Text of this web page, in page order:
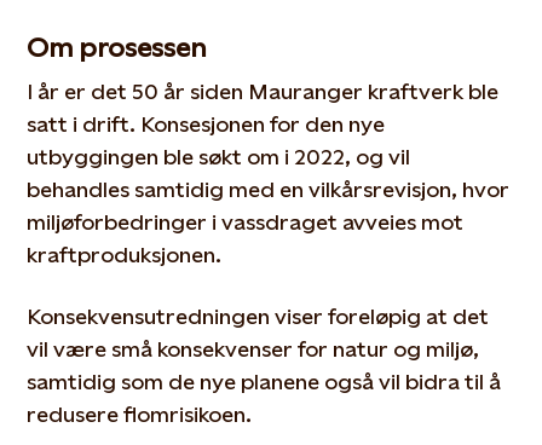
Om prosessen
I år er det 50 år siden Mauranger kraftverk ble
satt i drift. Konsesjonen for den nye
utbyggingen ble søkt om i 2022, og vil
behandles samtidig med en vilkårsrevisjon, hvor
miljøforbedringer i vassdraget avveies mot
kraftproduksjonen.
Konsekvensutredningen viser foreløpig at det
vil være små konsekvenser for natur og miljø,
samtidig som de nye planene også vil bidra til å
redusere flomrisikoen.